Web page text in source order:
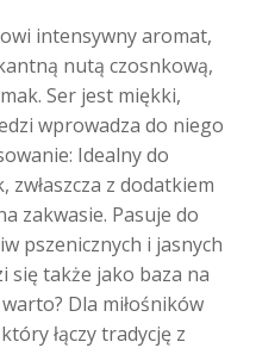
intensywny aromat,
nutą czosnkową,
Ser jest miękki,
wprowadza do niego
Idealny do
zwłaszcza z dodatkiem
zakwasie. Pasuje do
pszenicznych i jasnych
się także jako baza na
Dla miłośników
łączy tradycję z